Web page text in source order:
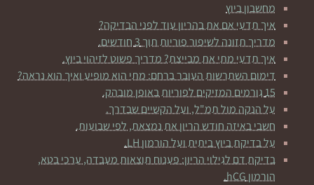
מחשבון ביוץ
איך תדעי אם את בהריון עוד לפני הבדיקה?
מדריך תזונה לשיפור פוריות תוך 3 חודשים.
איך תדעי מתי את מבייצת? מדריך פשוט לזיהוי ביוץ.
דימום השתרשות העובר ברחם: מתי הוא מופיע ואיך הוא נראה?
15 גורמים המזיקים לפוריות באופן מובהק.
על הנקה מול תמ"ל, ועל הקשיים שבדרך.
חשבי באיזה חודש הריון את נמצאת, לפי שבועות.
על בדיקת ביוץ ביתית ועל הורמון LH.
בדיקת דם לגילוי הריון: פענוח תוצאות מעבדה, ערכי בטא,
הורמון hCG.